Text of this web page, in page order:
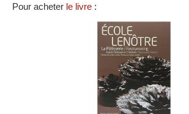
Pour acheter le livre :